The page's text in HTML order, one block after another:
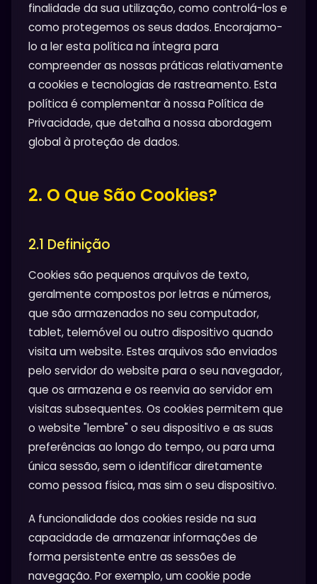
finalidade da sua utilização, como controlá-los e
como protegemos os seus dados. Encorajamo-
lo a ler esta política na íntegra para
compreender as nossas práticas relativamente
a cookies e tecnologias de rastreamento. Esta
política é complementar à nossa Política de
Privacidade, que detalha a nossa abordagem
global à proteção de dados.
2. O Que São Cookies?
2.1 Definição
Cookies são pequenos arquivos de texto,
geralmente compostos por letras e números,
que são armazenados no seu computador,
tablet, telemóvel ou outro dispositivo quando
visita um website. Estes arquivos são enviados
pelo servidor do website para o seu navegador,
que os armazena e os reenvia ao servidor em
visitas subsequentes. Os cookies permitem que
o website "lembre" o seu dispositivo e as suas
preferências ao longo do tempo, ou para uma
única sessão, sem o identificar diretamente
como pessoa física, mas sim o seu dispositivo.
A funcionalidade dos cookies reside na sua
capacidade de armazenar informações de
forma persistente entre as sessões de
navegação. Por exemplo, um cookie pode